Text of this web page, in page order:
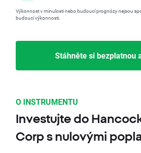
Výkonnost v minulosti nebo budoucí prognózy nejsou
budoucí výkonnosti.
Stáhněte si bezplatnou
O INSTRUMENTU
Investujte do
Corp s nulovými